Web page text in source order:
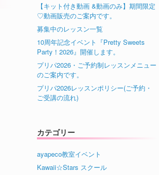
【キット付き動画 &動画のみ】期間限定
♡動画販売のご案内です。
募集中のレッスン一覧
10周年記念イベント『Pretty Sweets
Party！2026』開催します。
プリパ2026・ご予約制レッスンメニュー
のご案内です。
プリパ2026レッスンポリシー(ご予約・
ご受講の流れ)
カテゴリー
ayapeco教室イベント
Kawaii☆Stars スクール